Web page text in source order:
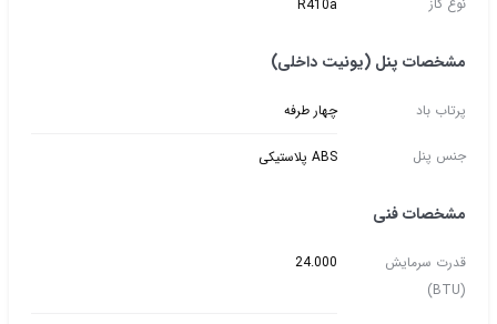
R410a
مشخصات پنل (یونیت داخلی)
پرتاب باد چهار طرفه
جنس پنل ABS پلاستیکی
مشخصات فنی
قدرت سرمایش
(BTU)
24.000